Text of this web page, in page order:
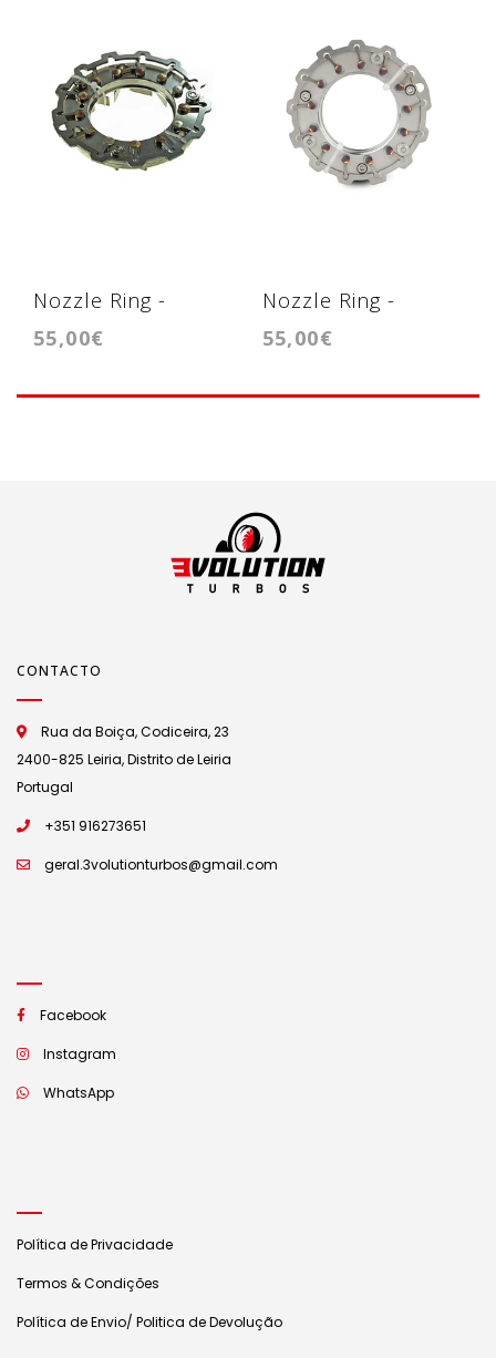
Nozzle Ring -
Geometria -
55,00€
Nozzle Ring -
Geometria -
55,00€
CONTACTO
Rua da Boiça, Codiceira, 23
2400-825 Leiria, Distrito de Leiria
Portugal
+351 916273651
geral.3volutionturbos@gmail.com
Facebook
Instagram
WhatsApp
Política de Privacidade
Termos & Condições
Política de Envio/ Politica de Devolução